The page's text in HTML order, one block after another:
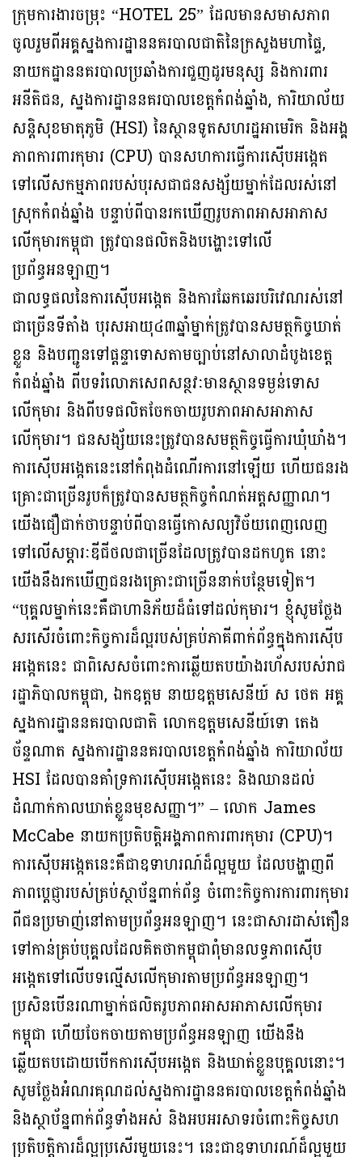
ក្រុមការងារចម្រុះ “HOTEL 25” ដែលមានសមាសភាព
ចូលរួមពីអគ្គស្នងការដ្ឋាននគរបាលជាតិនៃក្រសួងមហាផ្ទៃ,
នាយកដ្ឋាននគរបាលប្រឆាំងការជួញដូរមនុស្ស និងការពារ
អនីតិជន, ស្នងការដ្ឋាននគរបាលខេត្តកំពង់ឆ្នាំង, ការិយាល័យ
សន្តិសុខមាតុភូមិ (HSI) នៃស្ថានទូតសហរដ្ឋអាមេរិក និងអង្គ
ភាពការពារកុមារ (CPU) បានសហការធ្វើការស៊ើបអង្កេត
ទៅលើសកម្មភាពរបស់បុរសជាជនសង្ស័យម្នាក់ដែលរស់នៅ
ស្រុកកំពង់ឆ្នាំង បន្ទាប់ពីបានរកឃើញរូបភាពអាសអាភាស
លើកុមារកម្ពុជា ត្រូវបានផលិតនិងបង្ហោះទៅលើ
ប្រព័ន្ធអនឡាញ។
ជាលទ្ធផលនៃការស៊ើបអង្កេត និងការឆែកឆេរបរិវេណរស់នៅ
ជាច្រើនទីតាំង បុរសអាយុ៤៣ឆ្នាំម្នាក់ត្រូវបានសមត្ថកិច្ចឃាត់
ខ្លួន និងបញ្ជូនទៅផ្តន្ទាទោសតាមច្បាប់នៅសាលាដំបូងខេត្ត
កំពង់ឆ្នាំង ពីបទរំលោភសេពសន្ថវៈមានស្ថានទម្ងន់ទោស
លើកុមារ និងពីបទផលិតចែកចាយរូបភាពអាសអាភាស
លើកុមារ។ ជនសង្ស័យនេះត្រូវបានសមត្ថកិច្ចធ្វើការឃុំឃាំង។
ការស៊ើបអង្កេតនេះនៅកំពុងដំណើរការនៅឡើយ ហើយជនរង
គ្រោះជាច្រើនរូបក៏ត្រូវបានសមត្ថកិច្ចកំណត់អត្តសញ្ញាណ។
យើងជឿជាក់ថាបន្ទាប់ពីបានធ្វើកោសល្យវិច័យពេញលេញ
ទៅលើសម្ភារៈឌីជីថលជាច្រើនដែលត្រូវបានដកហូត នោះ
យើងនឹងរកឃើញជនរងគ្រោះជាច្រើននាក់បន្ថែមទៀត។
“បុគ្គលម្នាក់នេះគឺជាហានិភ័យដ៏ធំទៅដល់កុមារ។ ខ្ញុំសូមថ្លែង
សរសើរចំពោះកិច្ចការដ៏ល្អរបស់គ្រប់ភាគីពាក់ព័ន្ធក្នុងការស៊ើប
អង្កេតនេះ ជាពិសេសចំពោះការឆ្លើយតបយ៉ាងរហ័សរបស់រាជ
រដ្ឋាភិបាលកម្ពុជា, ឯកឧត្ដម នាយឧត្ដមសេនីយ៍ ស ថេត អគ្គ
ស្នងការដ្ឋាននគរបាលជាតិ លោកឧត្តមសេនីយ៍ទោ តេង
ច័ន្ទណាត ស្នងការដ្ឋាននគរបាលខេត្តកំពង់ឆ្នាំង ការិយាល័យ
HSI ដែលបានគាំទ្រការស៊ើបអង្កេតនេះ និងឈានដល់
ដំណាក់កាលឃាត់ខ្លួនមុខសញ្ញា។” – លោក James
McCabe នាយកប្រតិបត្តិអង្គភាពការពារកុមារ (CPU)។
ការស៊ើបអង្កេតនេះគឺជាឧទាហរណ៍ដ៏ល្អមួយ ដែលបង្ហាញពី
ភាពប្តេជ្ញារបស់គ្រប់ស្ថាប័ន្នពាក់ព័ន្ធ ចំពោះកិច្ចការការពារកុមារ
ពីជនប្រមាញ់នៅតាមប្រព័ន្ធអនឡាញ។ នេះជាសារដាស់តឿន
ទៅកាន់គ្រប់បុគ្គលដែលគិតថាកម្ពុជាពុំមានលទ្ធភាពស៊ើប
អង្កេតទៅលើបទល្មើសលើកុមារតាមប្រព័ន្ធអនឡាញ។
ប្រសិនបើនរណាម្នាក់ផលិតរូបភាពអាសអាភាសលើកុមារ
កម្ពុជា ហើយចែកចាយតាមប្រព័ន្ធអនឡាញ យើងនឹង
ឆ្លើយតបដោយបើកការស៊ើបអង្កេត និងឃាត់ខ្លួនបុគ្គលនោះ។
សូមថ្លែងអំណរគុណដល់ស្នងការដ្ឋាននគរបាលខេត្តកំពង់ឆ្នាំង
និងស្ថាប័ន្នពាក់ព័ន្ធទាំងអស់ និងអបអរសាទរចំពោះកិច្ចសហ
ប្រតិបត្តិការដ៏ល្អប្រសើរមួយនេះ។ នេះជាឧទាហរណ៍ដ៏ល្អមួយ